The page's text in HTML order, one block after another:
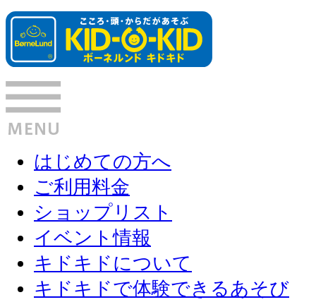
はじめての方へ
ご利用料金
ショップリスト
イベント情報
キドキドについて
キドキドで体験できるあそび